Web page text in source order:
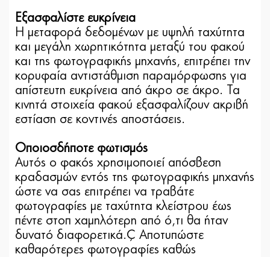
Εξασφαλίστε ευκρίνεια
Η μεταφορά δεδομένων με υψηλή ταχύτητα
και μεγάλη χωρητικότητα μεταξύ του φακού
και της φωτογραφικής μηχανής, επιτρέπει την
κορυφαία αντιστάθμιση παραμόρφωσης για
απίστευτη ευκρίνεια από άκρο σε άκρο. Τα
κινητά στοιχεία φακού εξασφαλίζουν ακριβή
εστίαση σε κοντινές αποστάσεις.
Οποιοσδήποτε φωτισμός
Αυτός ο φακός χρησιμοποιεί απόσβεση
κραδασμών εντός της φωτογραφικής μηχανής
ώστε να σας επιτρέπει να τραβάτε
φωτογραφίες με ταχύτητα κλείστρου έως
πέντε στοπ χαμηλότερη από ό,τι θα ήταν
δυνατό διαφορετικά.² Αποτυπώστε
καθαρότερες φωτογραφίες καθώς